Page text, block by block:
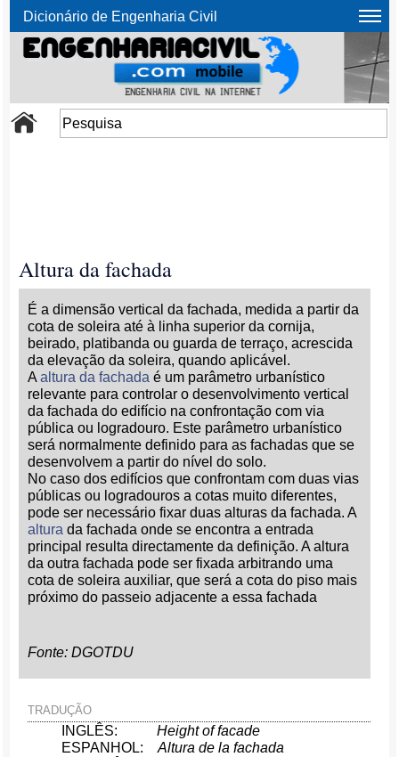
Dicionário de Engenharia Civil
Altura da fachada
É a dimensão vertical da fachada, medida a partir da
cota de soleira até à linha superior da cornija,
beirado, platibanda ou guarda de terraço, acrescida
da elevação da soleira, quando aplicável.
Aaltura da fachada é um parâmetro urbanístico
relevante para controlar o desenvolvimento vertical
da fachada do edifício na confrontação com via
pública ou logradouro. Este parâmetro urbanístico
será normalmente definido para as fachadas que se
desenvolvem a partir do nível do solo.
No caso dos edifícios que confrontam com duas vias
públicas ou logradouros a cotas muito diferentes,
pode ser necessário fixar duas alturas da fachada. A
altura da fachada onde se encontra a entrada
principal resulta directamente da definição. A altura
da outra fachada pode ser fixada arbitrando uma
cota de soleira auxiliar, que será a cota do piso mais
próximo do passeio adjacente a essa fachada
Fonte: DGOTDU
TRADUÇÃO
INGLÊS:Height of facade
ESPANHOL:Altura de la fachada